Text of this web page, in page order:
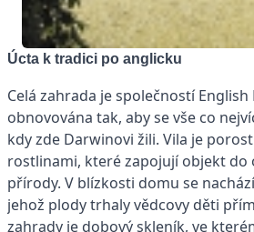
Úcta k tradici po anglicku
Celá zahrada je společností
obnovována tak, aby se vše co
kdy zde Darwinovi žili. Vila je
rostlinami, které zapojují objekt do
přírody. V blízkosti domu se
jehož plody trhaly vědcovy děti
zahrady je dobový skleník, ve